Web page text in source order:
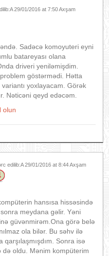
29/01/2016 at 7:50 Axşam
Sadəcə komoyuteri eyni
batareyası olana
driveri yeniləmişdim.
göstərmədi. Hətta
yoxlayacam. Görək
Nəticəni qeyd edəcəm.
olun
edilib:A29/01/2016 at 8:44 Axşam
hansısa hissəsində
meydana gəlir. Yəni
güvənmirəm.Ona görə belə
ola bilər. Bu səhv ilə
Sonra isə
də oldu. Mənim kompüterim